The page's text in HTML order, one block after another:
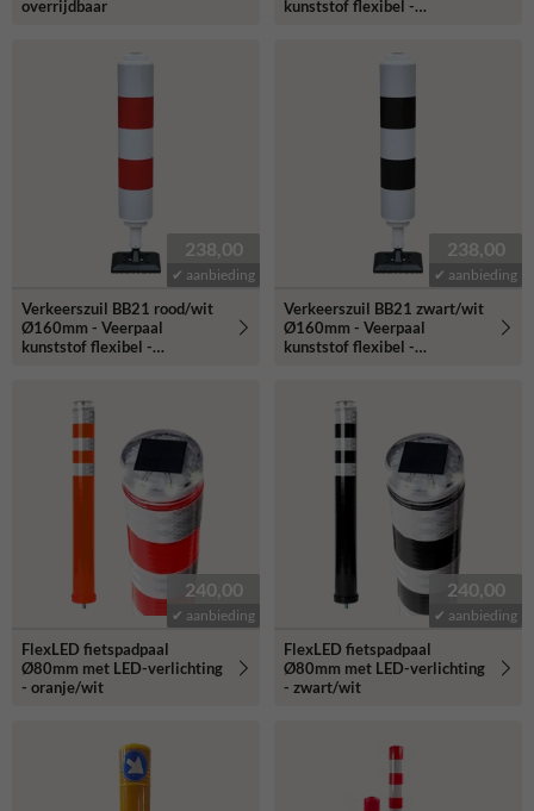
overrijdbaar
kunststof flexibel -
238,00
✔ aanbieding
Verkeerszuil BB21 rood/wit
Ø160mm - Veerpaal
kunststof flexibel -
238,00
✔ aanbieding
Verkeerszuil BB21 zwart/wit
Ø160mm - Veerpaal
kunststof flexibel -
240,00
✔ aanbieding
FlexLED fietspadpaal
Ø80mm met LED-verlichting
- oranje/wit
240,00
✔ aanbieding
FlexLED fietspadpaal
Ø80mm met LED-verlichting
- zwart/wit